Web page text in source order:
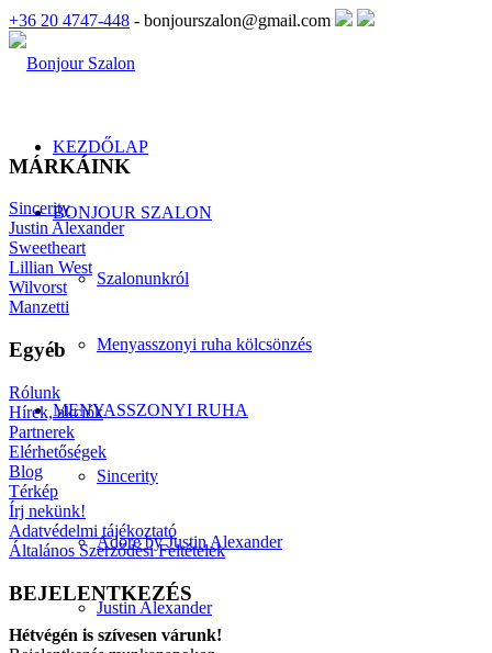
+36 20 4747-448 - bonjourszalon@gmail.com
KEZDŐLAP
BONJOUR SZALON
Szalonunkról
Menyasszonyi ruha kölcsönzés
MENYASSZONYI RUHA
Sincerity
Adore by Justin Alexander
Justin Alexander
MÁRKÁINK
Sincerity
Justin Alexander
Sweetheart
Lillian West
Wilvorst
Manzetti
Egyéb
Rólunk
Hírek, akciók
Partnerek
Elérhetőségek
Blog
Térkép
Írj nekünk!
Adatvédelmi tájékoztató
Általános Szerződési Feltételek
BEJELENTKEZÉS
Hétvégén is szívesen várunk!